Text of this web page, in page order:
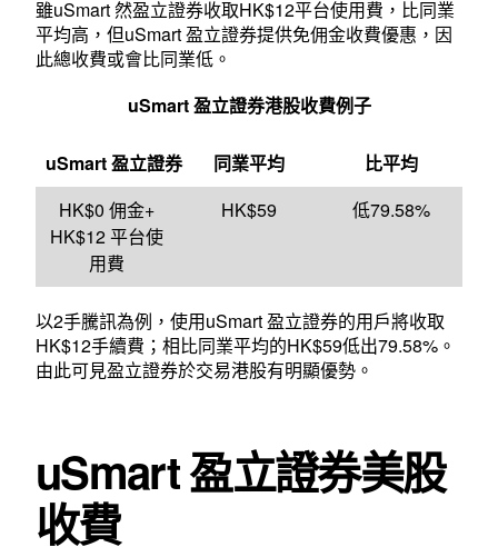
雖uSmart 然盈立證券收取HK$12平台使用費，比同業
平均高，但uSmart 盈立證券提供免佣金收費優惠，因
此總收費或會比同業低。
uSmart盈立證券港股收費例子
uSmart 盈立證券 同業平均
比平均
HK$0 佣金+
HK$12 平台使
用費
HK$59 低79.58%
以2手騰訊為例，使用uSmart 盈立證券的用戶將收取
HK$12手續費；相比同業平均的HK$59低出79.58%。
由此可見盈立證券於交易港股有明顯優勢。
uSmart 盈立證券美股
收費